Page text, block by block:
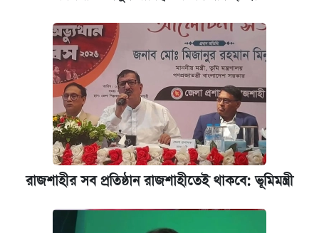
রাজশাহীর সব প্রতিষ্ঠান রাজশাহীতেই থাকবে: ভূমিমন্ত্রী